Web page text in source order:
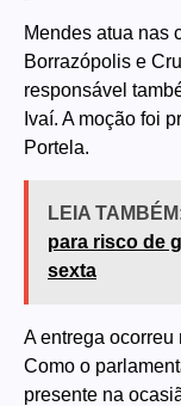
Mendes atua nas
Borrazópolis e
responsável
Ivaí. A moção foi
Portela.
LEIA
para risco de
sexta
A entrega
Como o
presente na